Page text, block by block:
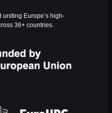
Europe’s high-
36+ countries.